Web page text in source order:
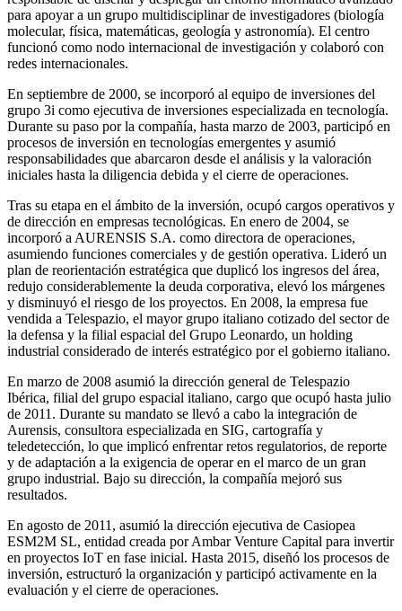
para apoyar a un grupo multidisciplinar de investigadores (biología
molecular, física, matemáticas, geología y astronomía). El centro
funcionó como nodo internacional de investigación y colaboró con
redes internacionales.
En septiembre de 2000, se incorporó al equipo de inversiones del
grupo 3i como ejecutiva de inversiones especializada en tecnología.
Durante su paso por la compañía, hasta marzo de 2003, participó en
procesos de inversión en tecnologías emergentes y asumió
responsabilidades que abarcaron desde el análisis y la valoración
iniciales hasta la diligencia debida y el cierre de operaciones.
Tras su etapa en el ámbito de la inversión, ocupó cargos operativos y
de dirección en empresas tecnológicas. En enero de 2004, se
incorporó a AURENSIS S.A. como directora de operaciones,
asumiendo funciones comerciales y de gestión operativa. Lideró un
plan de reorientación estratégica que duplicó los ingresos del área,
redujo considerablemente la deuda corporativa, elevó los márgenes
y disminuyó el riesgo de los proyectos. En 2008, la empresa fue
vendida a Telespazio, el mayor grupo italiano cotizado del sector de
la defensa y la filial espacial del Grupo Leonardo, un holding
industrial considerado de interés estratégico por el gobierno italiano.
En marzo de 2008 asumió la dirección general de Telespazio
Ibérica, filial del grupo espacial italiano, cargo que ocupó hasta julio
de 2011. Durante su mandato se llevó a cabo la integración de
Aurensis, consultora especializada en SIG, cartografía y
teledetección, lo que implicó enfrentar retos regulatorios, de reporte
y de adaptación a la exigencia de operar en el marco de un gran
grupo industrial. Bajo su dirección, la compañía mejoró sus
resultados.
En agosto de 2011, asumió la dirección ejecutiva de Casiopea
ESM2M SL, entidad creada por Ambar Venture Capital para invertir
en proyectos IoT en fase inicial. Hasta 2015, diseñó los procesos de
inversión, estructuró la organización y participó activamente en la
evaluación y el cierre de operaciones.